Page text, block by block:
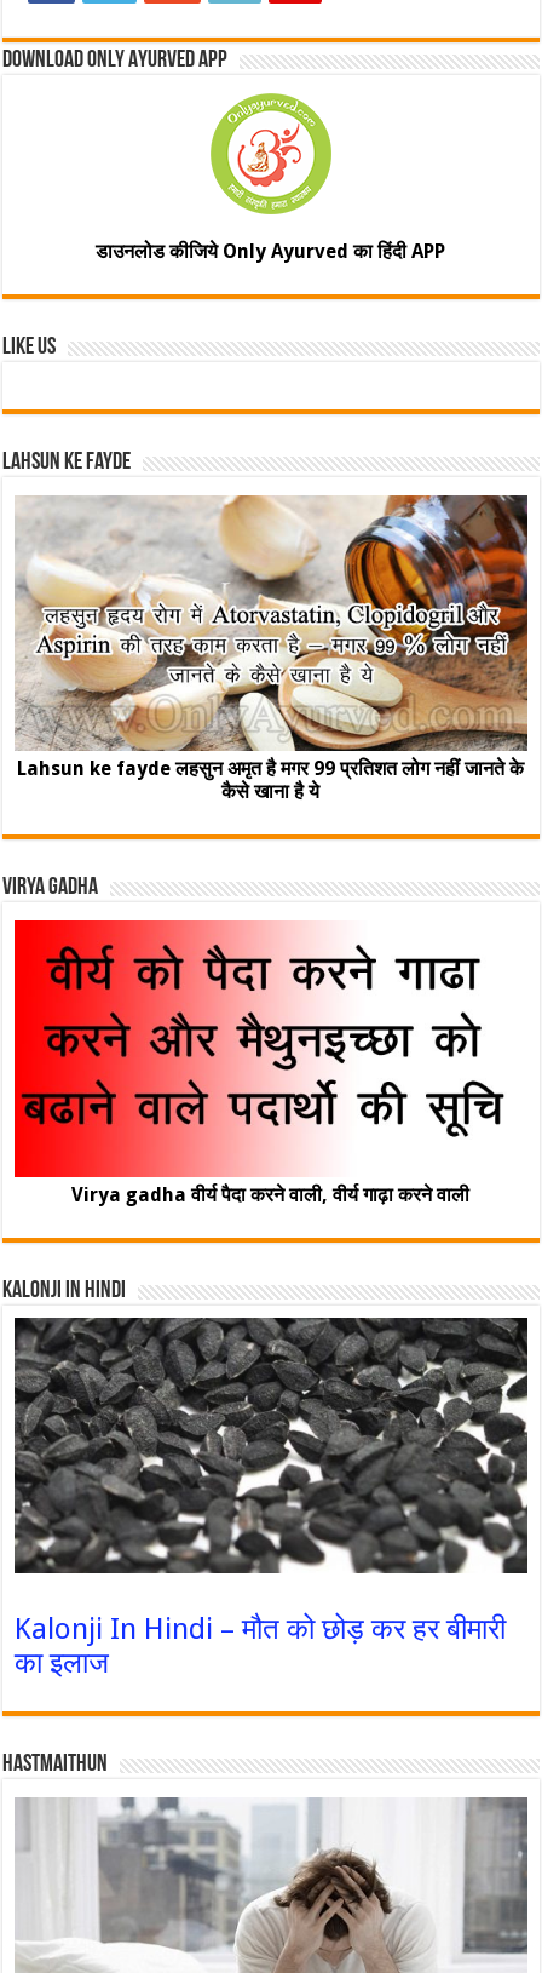
Download Only Ayurved App
डाउनलोड कीजिये Only Ayurved का हिंदी APP
Like Us
Lahsun ke fayde
Lahsun ke fayde लहसुन अमृत है मगर 99 प्रतिशत लोग नहीं जानते के
कैसे खाना है ये
Virya Gadha
Virya gadha वीर्य पैदा करने वाली, वीर्य गाढ़ा करने वाली
Kalonji In Hindi
Kalonji In Hindi – मौत को छोड़ कर हर बीमारी
का इलाज
Hastmaithun